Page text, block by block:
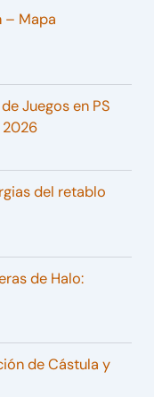
– Mapa
Juegos en PS
2026
del retablo
de Halo:
de Cástula y